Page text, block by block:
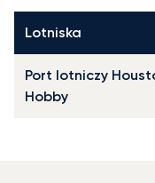
Lotniska
Port lotniczy
Hobby